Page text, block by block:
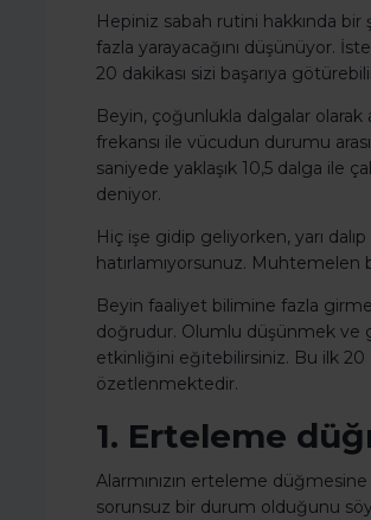
Hepiniz sabah rutini hakkında bir
fazla yarayacağını düşünüyor.
20 dakikası sizi başarıya
Beyin, çoğunlukla dalgalar olarak
frekansı ile vücudun durumu
saniyede yaklaşık 10,5 dalga ile
deniyor.
Hiç işe gidip geliyorken, yarı
hatırlamıyorsunuz.
Beyin faaliyet bilimine fazla
doğrudur. Olumlu düşünmek ve
etkinliğini eğitebilirsiniz. Bu ilk 20
özetlenmektedir.
1. Erteleme
Alarmınızın erteleme
sorunsuz bir durum olduğunu